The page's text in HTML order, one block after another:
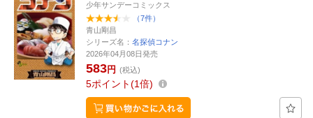
少年サンデーコミックス
（7件）
青山剛昌
シリーズ名： 名探偵コナン
2026年04月08日発売
583円 (税込)
5ポイント 1倍